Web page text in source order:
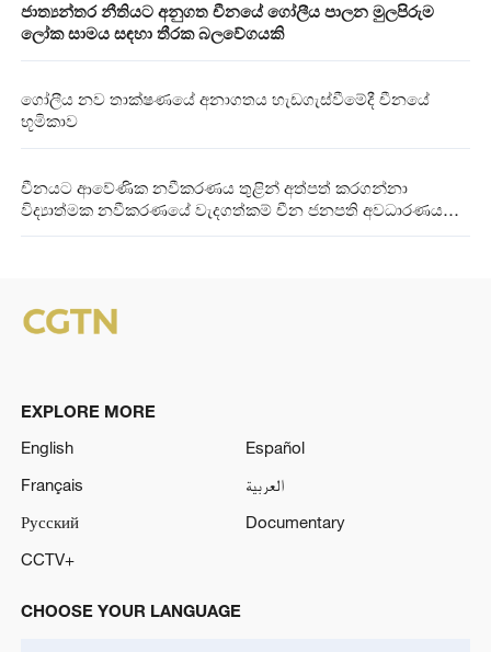
ජාත්‍යන්තර නීතියට අනුගත චීනයේ ගෝලීය පාලන මුලපිරුම
ලෝක සාමය සඳහා තීරක බලවේගයකි
ගෝලීය නව තාක්ෂණයේ අනාගතය හැඩගැස්වීමේදී චීනයේ
භූමිකාව
චීනයට ආවේණික නවීකරණය තුළින් අත්පත් කරගන්නා
විද්‍යාත්මක නවීකරණයේ වැදගත්කම් චීන ජනපති අවධාරණය
EXPLORE MORE
English
Español
Français
العربية
Русский
Documentary
CCTV+
CHOOSE YOUR LANGUAGE